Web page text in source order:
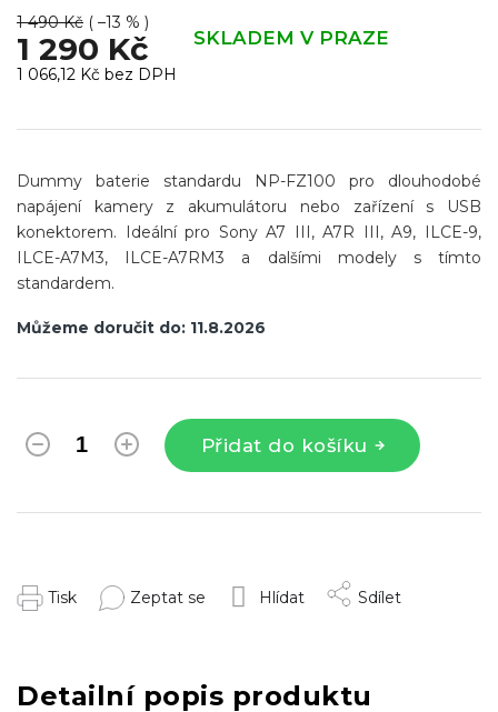
1 490 Kč ( –13 % )
1 290 Kč SKLADEM V PRAZE
1 066,12 Kč bez DPH
cena:
Můžeme doručit do: 11.8.2026
Přidat do košíku
Dummy baterie standardu NP-FZ100 pro dlouhodobé
napájení kamery z akumulátoru nebo zařízení s USB
konektorem. Ideální pro Sony A7 III, A7R III, A9, ILCE-9,
ILCE-A7M3, ILCE-A7RM3 a dalšími modely s tímto
standardem.
Tisk Zeptat se Hlídat Sdílet
Detailní popis produktu